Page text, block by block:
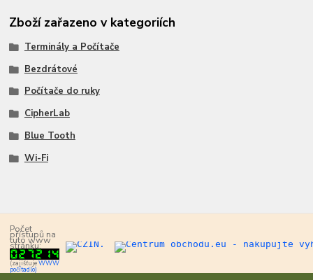
Zboží zařazeno v kategoriích
Terminály a Počítače
Bezdrátové
Počítače do ruky
CipherLab
Blue Tooth
Wi-Fi
Počet
přístupů na
tuto www
stránku:
(zajišťujeWWW
počítadlo)